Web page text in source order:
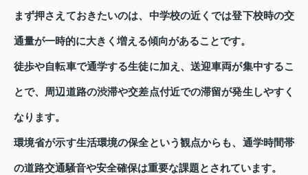
まず押さえておきたいのは、中学校の近くでは登下校時の交
通量が一時的に大きく増える傾向があることです。
徒歩や自転車で通学する生徒に加え、送迎車両が集中するこ
とで、周辺道路の渋滞や交差点付近での滞留が発生しやすく
なります。
環境省が示す生活環境の保全という観点からも、通学時間帯
の道路交通騒音や安全確保は重要な課題とされています。